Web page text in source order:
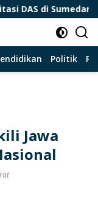
di Sumedang
Politik
Jawa